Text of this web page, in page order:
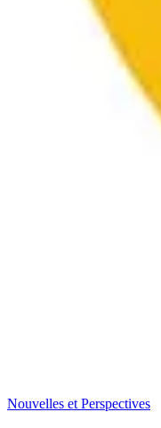
Nouvelles et Perspectives